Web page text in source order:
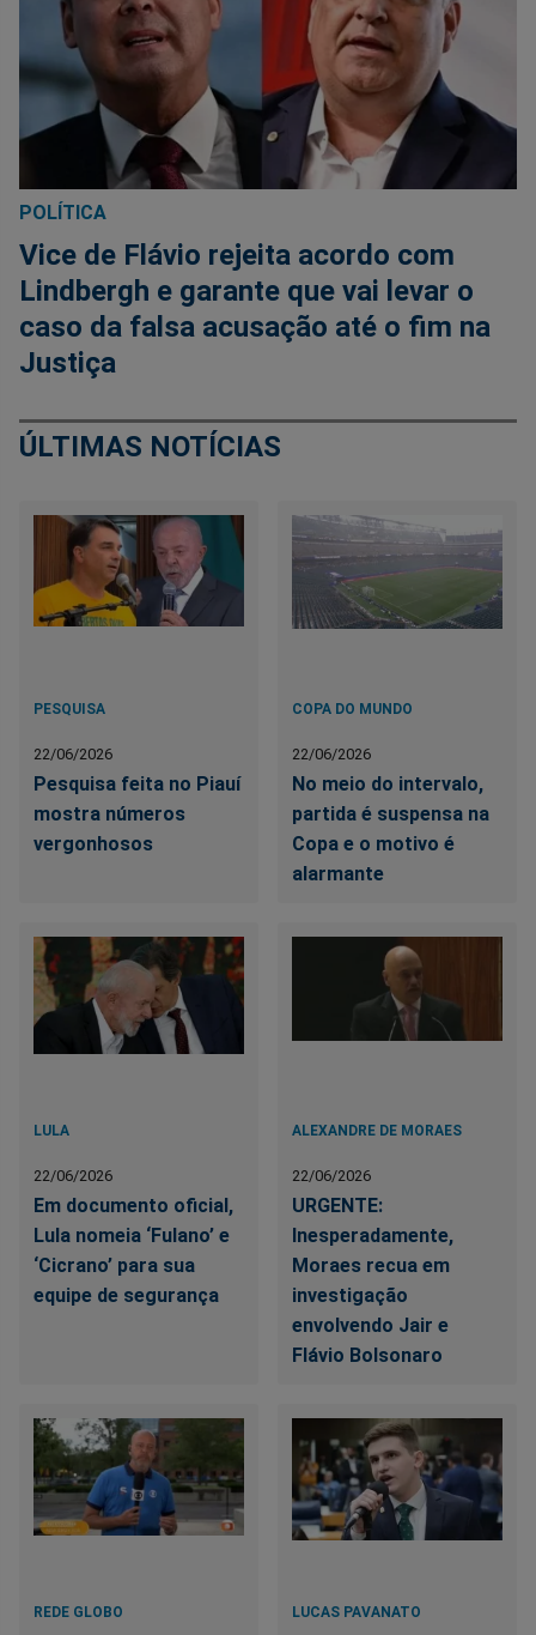
POLÍTICA
Vice de Flávio rejeita acordo com
Lindbergh e garante que vai levar o
caso da falsa acusação até o fim na
Justiça
ÚLTIMAS NOTÍCIAS
PESQUISA
22/06/2026
Pesquisa feita no Piauí
mostra números
vergonhosos
COPA DO MUNDO
22/06/2026
No meio do intervalo,
partida é suspensa na
Copa e o motivo é
alarmante
LULA
22/06/2026
Em documento oficial,
Lula nomeia ‘Fulano’ e
‘Cicrano’ para sua
equipe de segurança
ALEXANDRE DE MORAES
22/06/2026
URGENTE:
Inesperadamente,
Moraes recua em
investigação
envolvendo Jair e
Flávio Bolsonaro
REDE GLOBO LUCAS PAVANATO